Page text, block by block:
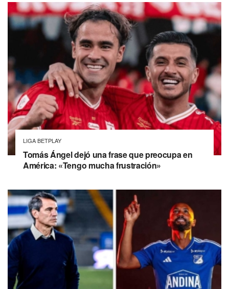
LIGA BETPLAY
Tomás Ángel dejó una frase que preocupa en
América: «Tengo mucha frustración»